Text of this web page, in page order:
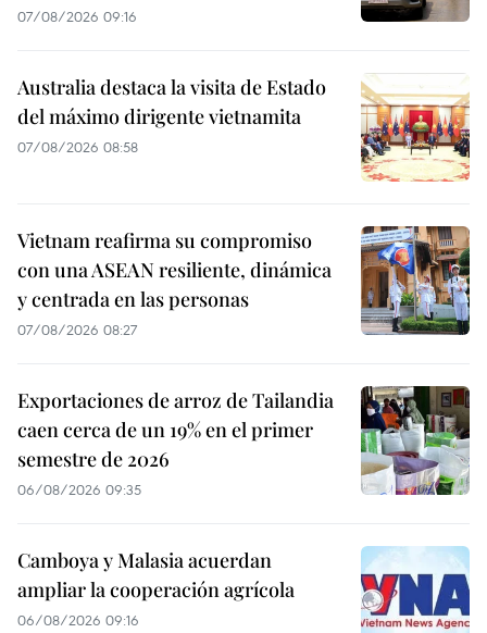
07/08/2026 09:16
Australia destaca la visita de Estado
del máximo dirigente vietnamita
07/08/2026 08:58
Vietnam reafirma su compromiso
con una ASEAN resiliente, dinámica
y centrada en las personas
07/08/2026 08:27
Exportaciones de arroz de Tailandia
caen cerca de un 19% en el primer
semestre de 2026
06/08/2026 09:35
Camboya y Malasia acuerdan
ampliar la cooperación agrícola
06/08/2026 09:16